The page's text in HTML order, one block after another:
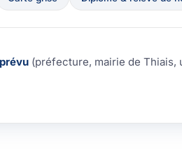
(préfecture, mairie de Thiais,